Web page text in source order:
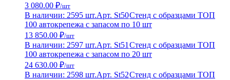
3 080.00 ₽/шт
В наличии: 2595 шт.Арт. St50Стенд с образцами ТОП
100 автокрепежа с запасом по 10 шт
13 850.00 ₽/шт
В наличии: 2597 шт.Арт. St51 Стенд с образцами ТОП
100 автокрепежа с запасом по 20 шт
24 630.00 ₽/шт
В наличии: 2598 шт.Арт. St52Стенд с образцами ТОП